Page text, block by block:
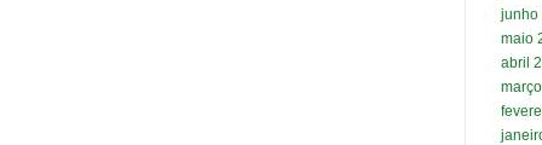
junho
maio
abril